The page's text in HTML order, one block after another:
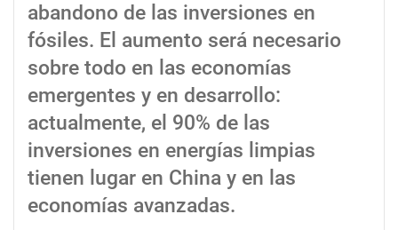
abandono de las inversiones en
fósiles. El aumento será necesario
sobre todo en las economías
emergentes y en desarrollo:
actualmente, el 90% de las
inversiones en energías limpias
tienen lugar en China y en las
economías avanzadas.